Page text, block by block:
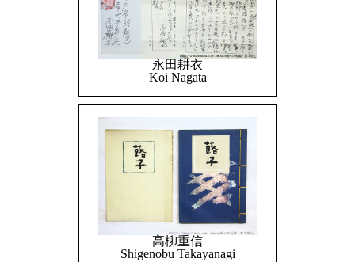
永田耕衣
Koi Nagata
高柳重信
Shigenobu Takayanagi